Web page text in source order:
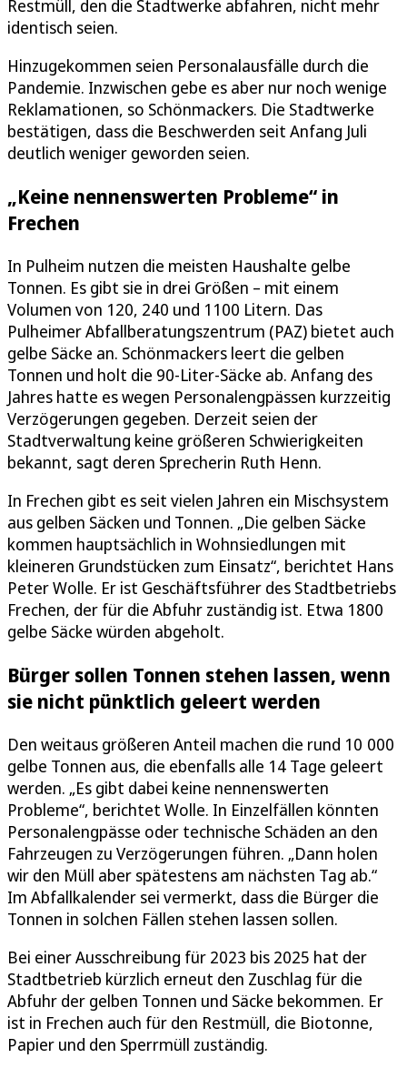
Restmüll, den die Stadtwerke abfahren, nicht mehr
identisch seien.
Hinzugekommen seien Personalausfälle durch die
Pandemie. Inzwischen gebe es aber nur noch wenige
Reklamationen, so Schönmackers. Die Stadtwerke
bestätigen, dass die Beschwerden seit Anfang Juli
deutlich weniger geworden seien.
„Keine nennenswerten Probleme“ in
Frechen
In Pulheim nutzen die meisten Haushalte gelbe
Tonnen. Es gibt sie in drei Größen – mit einem
Volumen von 120, 240 und 1100 Litern. Das
Pulheimer Abfallberatungszentrum (PAZ) bietet auch
gelbe Säcke an. Schönmackers leert die gelben
Tonnen und holt die 90-Liter-Säcke ab. Anfang des
Jahres hatte es wegen Personalengpässen kurzzeitig
Verzögerungen gegeben. Derzeit seien der
Stadtverwaltung keine größeren Schwierigkeiten
bekannt, sagt deren Sprecherin Ruth Henn.
In Frechen gibt es seit vielen Jahren ein Mischsystem
aus gelben Säcken und Tonnen. „Die gelben Säcke
kommen hauptsächlich in Wohnsiedlungen mit
kleineren Grundstücken zum Einsatz“, berichtet Hans
Peter Wolle. Er ist Geschäftsführer des Stadtbetriebs
Frechen, der für die Abfuhr zuständig ist. Etwa 1800
gelbe Säcke würden abgeholt.
Bürger sollen Tonnen stehen lassen, wenn
sie nicht pünktlich geleert werden
Den weitaus größeren Anteil machen die rund 10 000
gelbe Tonnen aus, die ebenfalls alle 14 Tage geleert
werden. „Es gibt dabei keine nennenswerten
Probleme“, berichtet Wolle. In Einzelfällen könnten
Personalengpässe oder technische Schäden an den
Fahrzeugen zu Verzögerungen führen. „Dann holen
wir den Müll aber spätestens am nächsten Tag ab.“
Im Abfallkalender sei vermerkt, dass die Bürger die
Tonnen in solchen Fällen stehen lassen sollen.
Bei einer Ausschreibung für 2023 bis 2025 hat der
Stadtbetrieb kürzlich erneut den Zuschlag für die
Abfuhr der gelben Tonnen und Säcke bekommen. Er
ist in Frechen auch für den Restmüll, die Biotonne,
Papier und den Sperrmüll zuständig.